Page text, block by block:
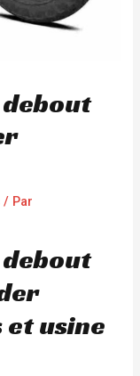
/ Par
usine